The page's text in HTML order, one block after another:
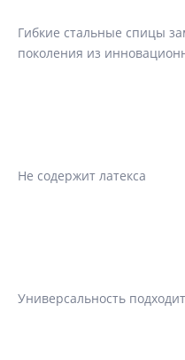
Гибкие стальные спицы
поколения из
Не содержит латекса
Универсальность